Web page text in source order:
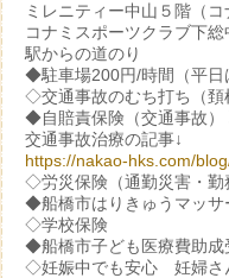
ミレニティー中山５階（
コナミスポーツクラブ下
駅からの道のり
◆駐車場200円/時間（平日
◇交通事故のむち打ち（頚
◆自賠責保険（交通事故
交通事故治療の記事↓
https://nakao-hks.com/
◇労災保険（通勤災害・勤
◆船橋市はりきゅうマッサ
◇学校保険
◆船橋市子ども医療費助成
◇妊娠中でも安心 妊婦さ